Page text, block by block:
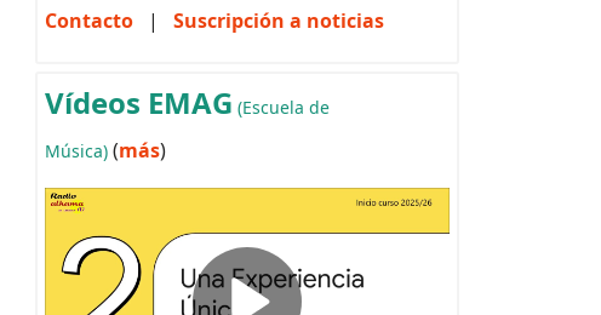
Contacto | Suscripción a noticias
Vídeos EMAG (Escuela de
Música) (más)